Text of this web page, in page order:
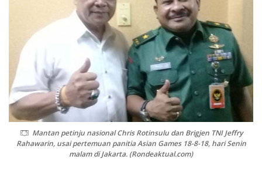
Mantan petinju nasional Chris Rotinsulu dan Brigjen TNI Jeffry
Rahawarin, usai pertemuan panitia Asian Games 18-8-18, hari Senin
malam di Jakarta. (Rondeaktual.com)